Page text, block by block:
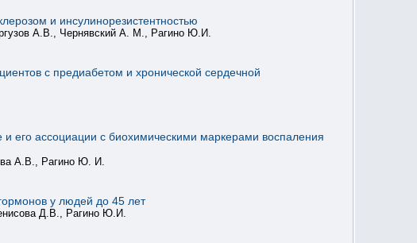
и инсулинорезистентностью
А.В., Чернявский А. М., Рагино Ю.И.
с предиабетом и хронической сердечной
его ассоциации с биохимическими маркерами воспаления
А.В., Рагино Ю. И.
у людей до 45 лет
Д.В., Рагино Ю.И.